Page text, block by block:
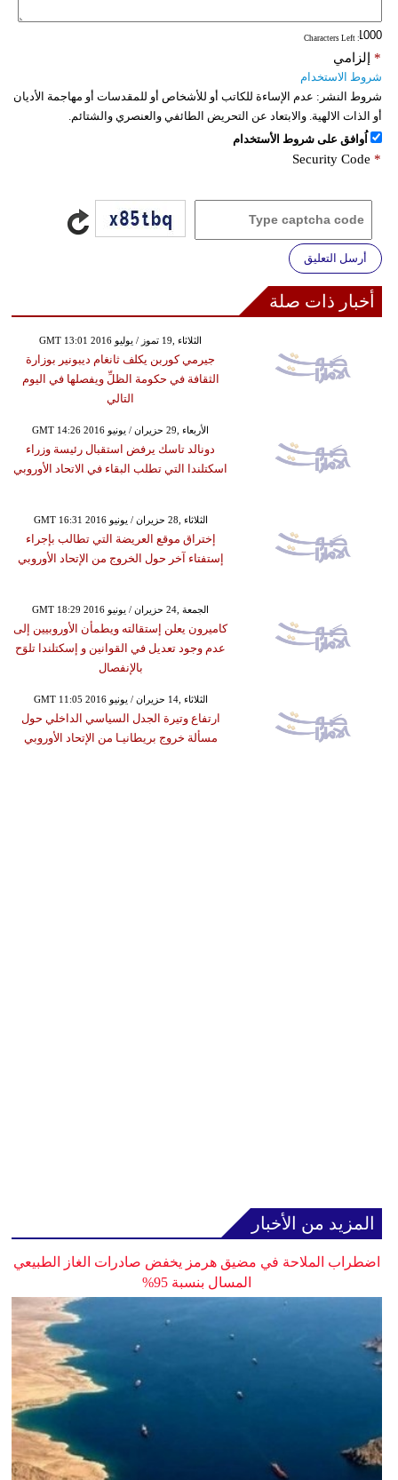
: Characters Left
إلزامي *
شروط الاستخدام
شروط النشر: عدم الإساءة للكاتب أو للأشخاص أو للمقدسات أو مهاجمة الأديان
أو الذات الالهية. والابتعاد عن التحريض الطائفي والعنصري والشتائم.
اُوافق على شروط الأستخدام
Security Code *
أرسل التعليق
أخبار ذات صلة
GMT 13:01 2016 الثلاثاء ,19 تموز / يوليو
جيرمي كوربن يكلف ثانغام ديبونير بوزارة
الثقافة في حكومة الظلِّ ويفصلها في اليوم
التالي
GMT 14:26 2016 الأربعاء ,29 حزيران / يونيو
دونالد تاسك يرفض استقبال رئيسة وزراء
اسكتلندا التي تطلب البقاء في الاتحاد الأوروبي
GMT 16:31 2016 الثلاثاء ,28 حزيران / يونيو
إختراق موقع العريضة التي تطالب بإجراء
إستفتاء آخر حول الخروج من الإتحاد الأوروبي
GMT 18:29 2016 الجمعة ,24 حزيران / يونيو
كاميرون يعلن إستقالته ويطمأن الأوروبيين إلى
عدم وجود تعديل في القوانين و إسكتلندا تلوَح
بالإنفصال
GMT 11:05 2016 الثلاثاء ,14 حزيران / يونيو
ارتفاع وتيرة الجدل السياسي الداخلي حول
مسألة خروج بريطانيـا من الإتحاد الأوروبي
المزيد من الأخبار
اضطراب الملاحة في مضيق هرمز يخفض صادرات الغاز الطبيعي
المسال بنسبة 95%